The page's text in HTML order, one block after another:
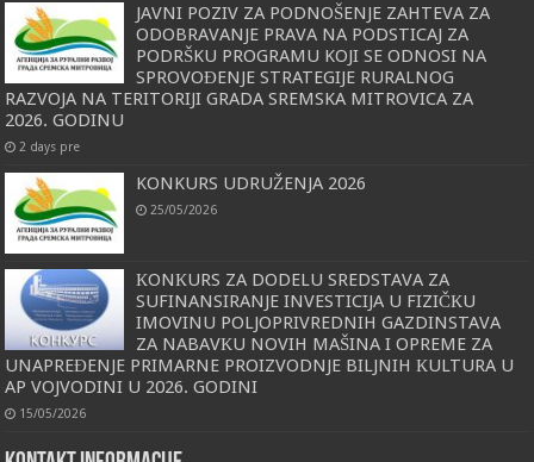
JAVNI POZIV ZA PODNOŠENJE ZAHTEVA ZA
ODOBRAVANJE PRAVA NA PODSTICAJ ZA
PODRŠKU PROGRAMU KOJI SE ODNOSI NA
SPROVOĐENJE STRATEGIJE RURALNOG
RAZVOJA NA TERITORIJI GRADA SREMSKA MITROVICA ZA
2026. GODINU
2 days pre
KONKURS UDRUŽENJA 2026
25/05/2026
КONКURS ZA DODELU SREDSTAVA ZA
SUFINANSIRANJE INVESTICIJA U FIZIČКU
IMOVINU POLJOPRIVREDNIH GAZDINSTAVA
ZA NABAVКU NOVIH MAŠINA I OPREME ZA
UNAPREĐENJE PRIMARNE PROIZVODNJE BILJNIH КULTURA U
AP VOJVODINI U 2026. GODINI
15/05/2026